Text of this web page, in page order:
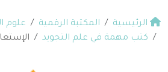
الرئيسية المكتبة الرقمية
علوم
كتب مهمة في علم التجويد